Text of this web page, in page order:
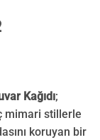
Kağıdı;
mimari stillerle
koruyan bir